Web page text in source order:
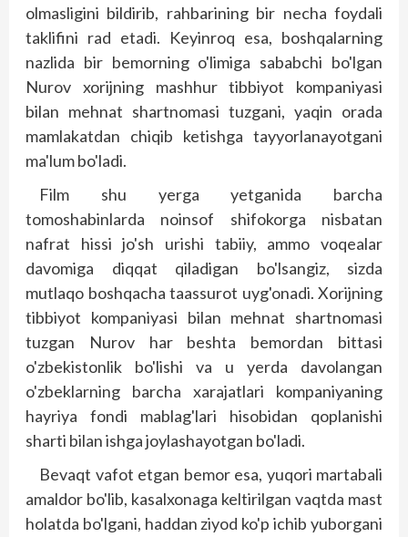
olmasligini bildirib, rahbarining bir necha foydali
taklifini rad etadi. Ke­yinroq esa, boshqalarning
nazlida bir bemorning o'limiga sababchi bo'lgan
Nurov xorijning mashhur tibbiyot kompaniyasi
bilan mehnat shartnomasi tuzgani, yaqin orada
mamlakatdan chiqib ketishga tayyorlanayotgani
ma'lum bo'ladi.
Film shu yerga yetganida barcha
tomoshabinlarda noinsof shifokorga nisbatan
nafrat hissi jo'sh urishi tabiiy, ammo voqealar
davomiga diqqat qiladigan bo'lsangiz, sizda
mutlaqo boshqacha taassurot uyg'onadi. Xorijning
tibbiyot kompa­niyasi bilan mehnat shartnomasi
tuzgan Nurov har beshta bemordan bittasi
o'zbekis­tonlik bo'lishi va u yerda davolangan
o'zbeklarning barcha xarajatlari kompaniyaning
hayriya fondi mablag'lari hisobidan qoplanishi
sharti bilan ishga joylashayotgan bo'ladi.
Bevaqt vafot etgan bemor esa, yuqori martabali
amaldor bo'lib, kasalxonaga keltirilgan vaqtda mast
holatda bo'lgani, haddan ziyod ko'p ichib yuborgani